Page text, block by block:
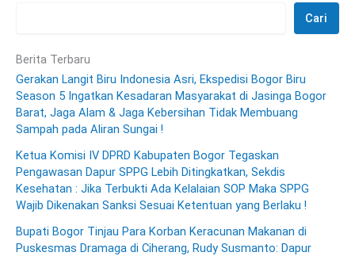
Cari
Berita Terbaru
Gerakan Langit Biru Indonesia Asri, Ekspedisi Bogor Biru
Season 5 Ingatkan Kesadaran Masyarakat di Jasinga Bogor
Barat, Jaga Alam & Jaga Kebersihan Tidak Membuang
Sampah pada Aliran Sungai !
Ketua Komisi IV DPRD Kabupaten Bogor Tegaskan
Pengawasan Dapur SPPG Lebih Ditingkatkan, Sekdis
Kesehatan : Jika Terbukti Ada Kelalaian SOP Maka SPPG
Wajib Dikenakan Sanksi Sesuai Ketentuan yang Berlaku !
Bupati Bogor Tinjau Para Korban Keracunan Makanan di
Puskesmas Dramaga di Ciherang, Rudy Susmanto: Dapur